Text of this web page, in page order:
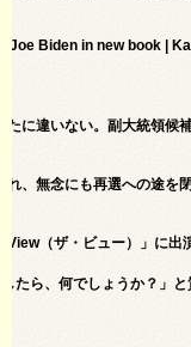
Biden in new book |
に違いない。副大統領候
、無念にも再選への途を
（ザ・ビュー）」に出
たら、何でしょうか？」と